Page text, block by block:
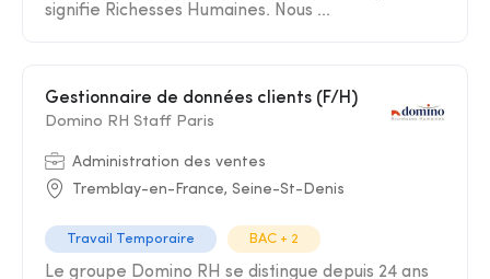
signifie Richesses Humaines. Nous ...
Gestionnaire de données clients (F/H)
Domino RH Staff Paris
Administration des ventes
Tremblay-en-France, Seine-St-Denis
Travail Temporaire BAC + 2
Le groupe Domino RH se distingue depuis 24 ans